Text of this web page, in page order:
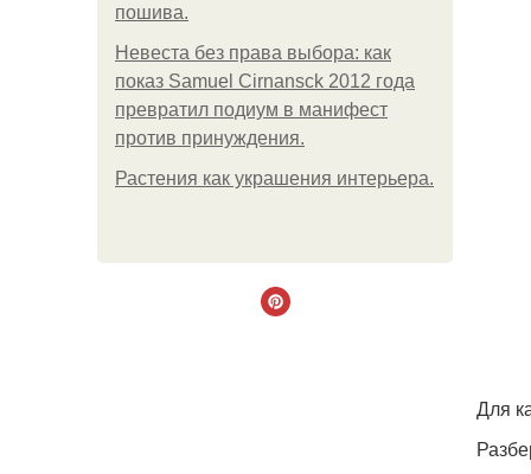
пошива.
Невеста без права выбора: как
показ Samuel Cirnansck 2012 года
превратил подиум в манифест
против принуждения.
Растения как украшения интерьера.
Для